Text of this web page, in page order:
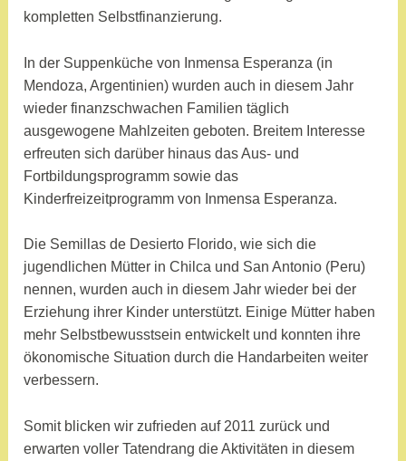
kompletten Selbstfinanzierung.
In der Suppenküche von Inmensa Esperanza (in
Mendoza, Argentinien) wurden auch in diesem Jahr
wieder finanzschwachen Familien täglich
ausgewogene Mahlzeiten geboten. Breitem Interesse
erfreuten sich darüber hinaus das Aus- und
Fortbildungsprogramm sowie das
Kinderfreizeitprogramm von Inmensa Esperanza.
Die Semillas de Desierto Florido, wie sich die
jugendlichen Mütter in Chilca und San Antonio (Peru)
nennen, wurden auch in diesem Jahr wieder bei der
Erziehung ihrer Kinder unterstützt. Einige Mütter haben
mehr Selbstbewusstsein entwickelt und konnten ihre
ökonomische Situation durch die Handarbeiten weiter
verbessern.
Somit blicken wir zufrieden auf 2011 zurück und
erwarten voller Tatendrang die Aktivitäten in diesem